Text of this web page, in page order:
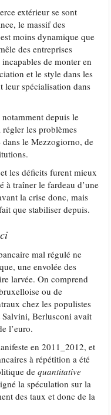
extérieur se sont
le massif des
moins dynamique que
des entreprises
de monter en
et le style dans les
leur spécialisation dans
depuis le
régler les problèmes
le Mezzogiorno, de
les déficits furent mieux
à traîner le fardeau d’une
la crise donc, mais
que stabiliser depuis.
mal régulé ne
une envolée des
larvée. On comprend
ou de
chez les populistes
Salvini, Berlusconi avait
l’euro.
en 2011_2012, et
à répétition a été
dequantitative
la spéculation sur la
des taux et donc de la